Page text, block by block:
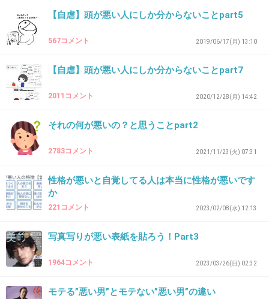
>>1
長時間並んだり探し回ったりするぐらいなら
これはほぼ転売が原因でしょ？
1件の返信
ほしくない儲けたい奴等が買いまわるせいで、
親や子供が並んでも買えないんだよね
正しい買い方をしている人が買えないのよ
+87
【自虐】頭が悪い人にしか分からないことpart5
567コメント 2019/06/17(月) 13:10
【自虐】頭が悪い人にしか分からないことpart7
2011コメント 2020/12/28(月) 14:42
それの何が悪いの？と思うことpart2
2783コメント 2021/11/23(火) 07:31
性格が悪いと自覚してる人は本当に性格が悪いです
か
221コメント 2023/02/08(水) 12:13
写真写りが悪い表紙を貼ろう！Part3
1964コメント 2023/03/26(日) 02:32
モテる”悪い男”とモテない”悪い男”の違い